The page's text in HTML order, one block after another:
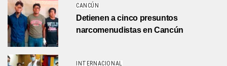
CANCÚN
Detienen a cinco presuntos
narcomenudistas en Cancún
INTERNACIONAL